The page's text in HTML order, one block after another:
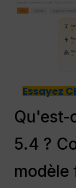
Essayez
Qu'est-
5.4 ?
modèle